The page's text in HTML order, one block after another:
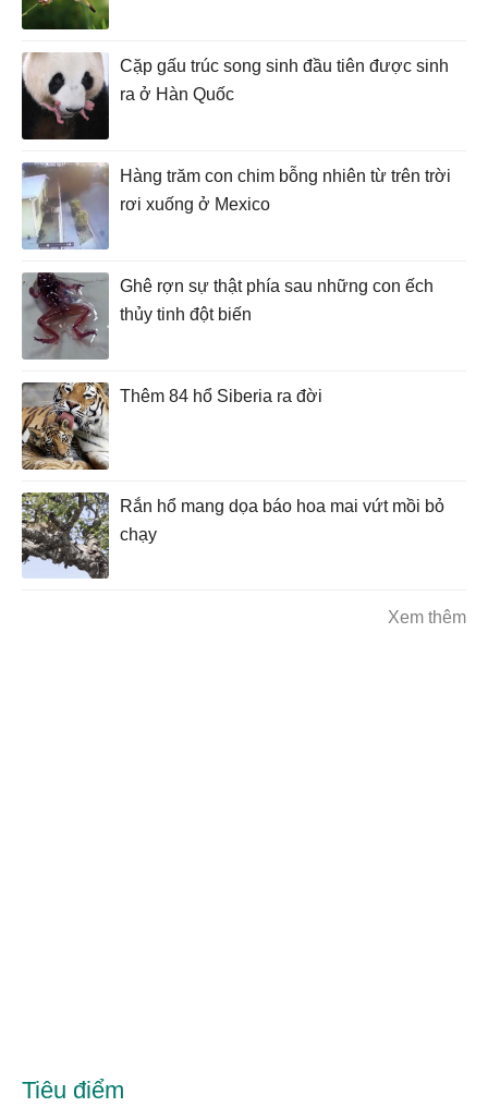
Cặp gấu trúc song sinh đầu tiên được sinh
ra ở Hàn Quốc
Hàng trăm con chim bỗng nhiên từ trên trời
rơi xuống ở Mexico
Ghê rợn sự thật phía sau những con ếch
thủy tinh đột biến
Thêm 84 hổ Siberia ra đời
Rắn hổ mang dọa báo hoa mai vứt mồi bỏ
chạy
Xem thêm
Tiêu điểm